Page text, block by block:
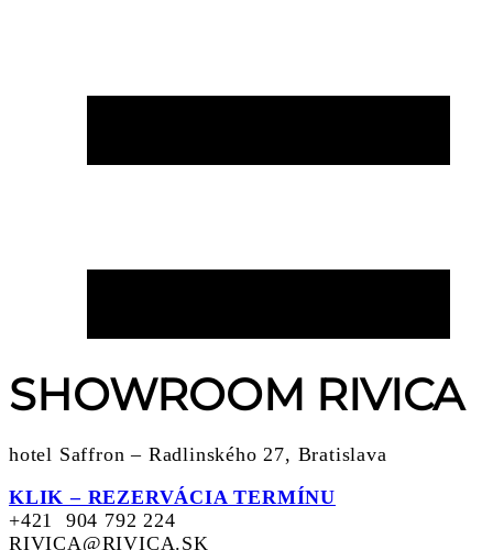
SHOWROOM RIVICA
hotel Saffron – Radlinského 27, Bratislava
KLIK – REZERVÁCIA TERMÍNU
+421 904 792 224
RIVICA@RIVICA.SK